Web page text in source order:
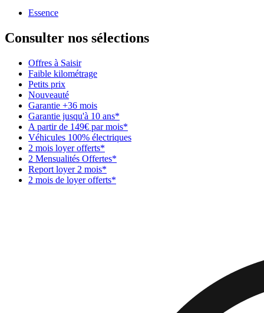
Essence
Consulter nos sélections
Offres à Saisir
Faible kilométrage
Petits prix
Nouveauté
Garantie +36 mois
Garantie jusqu'à 10 ans*
A partir de 149€ par mois*
Véhicules 100% électriques
2 mois loyer offerts*
2 Mensualités Offertes*
Report loyer 2 mois*
2 mois de loyer offerts*